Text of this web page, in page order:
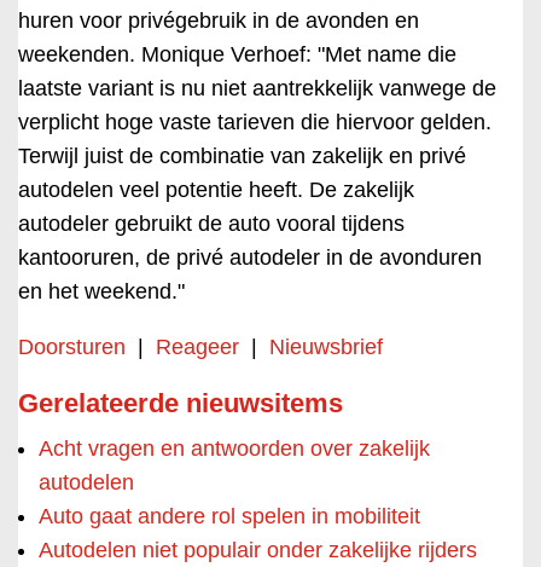
huren voor privégebruik in de avonden en
weekenden. Monique Verhoef: "Met name die
laatste variant is nu niet aantrekkelijk vanwege de
verplicht hoge vaste tarieven die hiervoor gelden.
Terwijl juist de combinatie van zakelijk en privé
autodelen veel potentie heeft. De zakelijk
autodeler gebruikt de auto vooral tijdens
kantooruren, de privé autodeler in de avonduren
en het weekend."
Doorsturen Reageer Nieuwsbrief
Gerelateerde nieuwsitems
Acht vragen en antwoorden over zakelijk
autodelen
Auto gaat andere rol spelen in mobiliteit
Autodelen niet populair onder zakelijke rijders